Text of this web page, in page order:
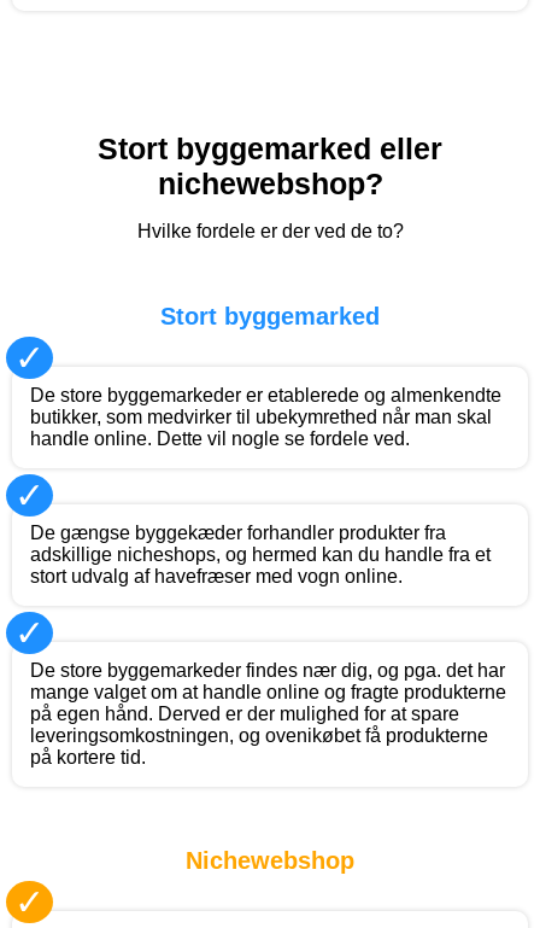
Stort byggemarked eller
nichewebshop?
Hvilke fordele er der ved de to?
Stort byggemarked
✓
De store byggemarkeder er etablerede og almenkendte
butikker, som medvirker til ubekymrethed når man skal
handle online. Dette vil nogle se fordele ved.
✓
De gængse byggekæder forhandler produkter fra
adskillige nicheshops, og hermed kan du handle fra et
stort udvalg af havefræser med vogn online.
✓
De store byggemarkeder findes nær dig, og pga. det har
mange valget om at handle online og fragte produkterne
på egen hånd. Derved er der mulighed for at spare
leveringsomkostningen, og ovenikøbet få produkterne
på kortere tid.
Nichewebshop
✓